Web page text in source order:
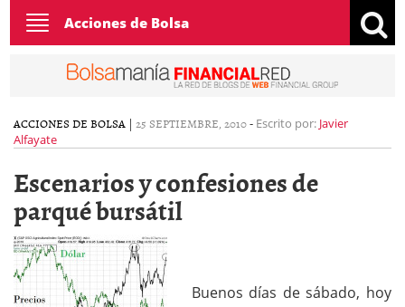
Toggle
navigation
Acciones de Bolsa
ACCIONES DE BOLSA | 25 SEPTIEMBRE, 2010- Escrito por: Javier
Alfayate
Escenarios y confesiones de
parqué bursátil
Buenos días de sábado, hoy